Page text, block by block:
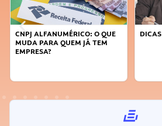
CNPJ ALFANUMÉRICO: O QUE
MUDA PARA QUEM JÁ TEM
EMPRESA?